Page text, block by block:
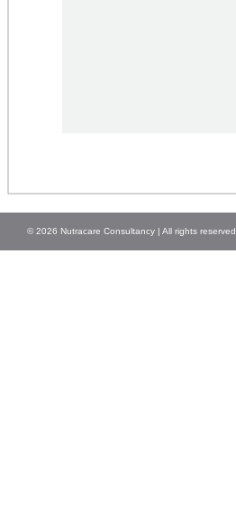
© 2026 Nutracare Consultancy | All rights reserved.